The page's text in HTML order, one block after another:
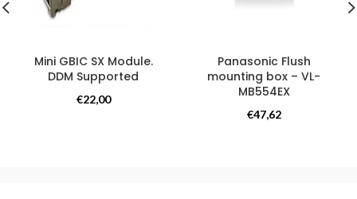
Mini GBIC SX Module.
DDM Supported
Overig
€22,00
Panasonic Flush
mounting box – VL-
MB554EX
Overig
€47,62